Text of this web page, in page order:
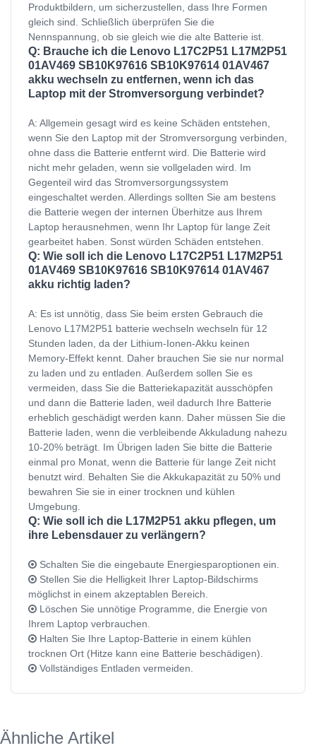
Produktbildern, um sicherzustellen, dass Ihre Formen
gleich sind. Schließlich überprüfen Sie die
Nennspannung, ob sie gleich wie die alte Batterie ist.
Q: Brauche ich die Lenovo L17C2P51 L17M2P51
01AV469 SB10K97616 SB10K97614 01AV467
akku wechseln zu entfernen, wenn ich das
Laptop mit der Stromversorgung verbindet?
A: Allgemein gesagt wird es keine Schäden entstehen,
wenn Sie den Laptop mit der Stromversorgung verbinden,
ohne dass die Batterie entfernt wird. Die Batterie wird
nicht mehr geladen, wenn sie vollgeladen wird. Im
Gegenteil wird das Stromversorgungssystem
eingeschaltet werden. Allerdings sollten Sie am bestens
die Batterie wegen der internen Überhitze aus Ihrem
Laptop herausnehmen, wenn Ihr Laptop für lange Zeit
gearbeitet haben. Sonst würden Schäden entstehen.
Q: Wie soll ich die Lenovo L17C2P51 L17M2P51
01AV469 SB10K97616 SB10K97614 01AV467
akku richtig laden?
A: Es ist unnötig, dass Sie beim ersten Gebrauch die
Lenovo L17M2P51 batterie wechseln wechseln für 12
Stunden laden, da der Lithium-Ionen-Akku keinen
Memory-Effekt kennt. Daher brauchen Sie sie nur normal
zu laden und zu entladen. Außerdem sollen Sie es
vermeiden, dass Sie die Batteriekapazität ausschöpfen
und dann die Batterie laden, weil dadurch Ihre Batterie
erheblich geschädigt werden kann. Daher müssen Sie die
Batterie laden, wenn die verbleibende Akkuladung nahezu
10-20% beträgt. Im Übrigen laden Sie bitte die Batterie
einmal pro Monat, wenn die Batterie für lange Zeit nicht
benutzt wird. Behalten Sie die Akkukapazität zu 50% und
bewahren Sie sie in einer trocknen und kühlen
Umgebung.
Q: Wie soll ich die L17M2P51 akku pflegen, um
ihre Lebensdauer zu verlängern?
Schalten Sie die eingebaute Energiesparoptionen ein.
Stellen Sie die Helligkeit Ihrer Laptop-Bildschirms
möglichst in einem akzeptablen Bereich.
Löschen Sie unnötige Programme, die Energie von
Ihrem Laptop verbrauchen.
Halten Sie Ihre Laptop-Batterie in einem kühlen
trocknen Ort (Hitze kann eine Batterie beschädigen).
Vollständiges Entladen vermeiden.
Ähnliche Artikel